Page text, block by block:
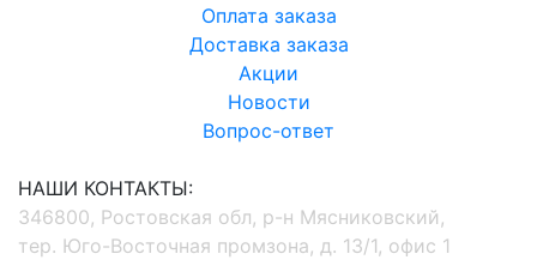
Оплата заказа
Доставка заказа
Акции
Новости
Вопрос-ответ
НАШИ КОНТАКТЫ:
346800, Ростовская обл, р-н Мясниковский,
тер. Юго-Восточная промзона, д. 13/1, офис 1